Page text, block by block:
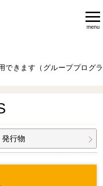
menu
できます（グループプログラ
発行物